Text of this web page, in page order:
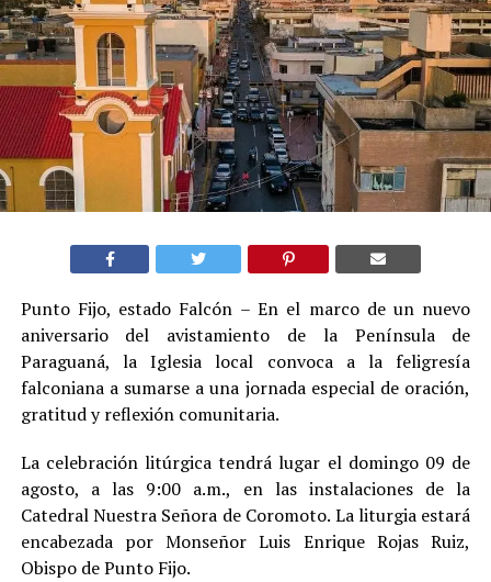
Punto Fijo, estado Falcón – En el marco de un nuevo
aniversario del avistamiento de la Península de
Paraguaná, la Iglesia local convoca a la feligresía
falconiana a sumarse a una jornada especial de oración,
gratitud y reflexión comunitaria.
La celebración litúrgica tendrá lugar el domingo 09 de
agosto, a las 9:00 a.m., en las instalaciones de la
Catedral Nuestra Señora de Coromoto. La liturgia estará
encabezada por Monseñor Luis Enrique Rojas Ruiz,
Obispo de Punto Fijo.